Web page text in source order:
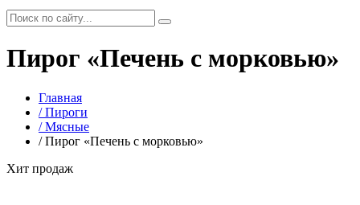
Пирог «Печень с морковью»
Главная
/ Пироги
/ Мясные
/ Пирог «Печень с морковью»
Хит продаж